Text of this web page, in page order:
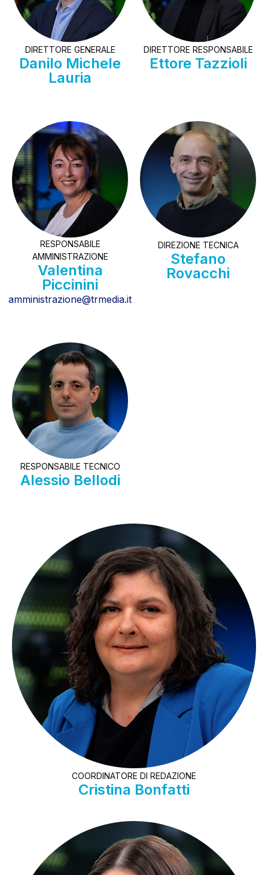
DIRETTORE GENERALE
Danilo Michele
Lauria
DIRETTORE RESPONSABILE
Ettore Tazzioli
RESPONSABILE
AMMINISTRAZIONE
Valentina
Piccinini
amministrazione@trmedia.it
DIREZIONE TECNICA
Stefano
Rovacchi
RESPONSABILE TECNICO
Alessio Bellodi
COORDINATORE DI REDAZIONE
Cristina Bonfatti